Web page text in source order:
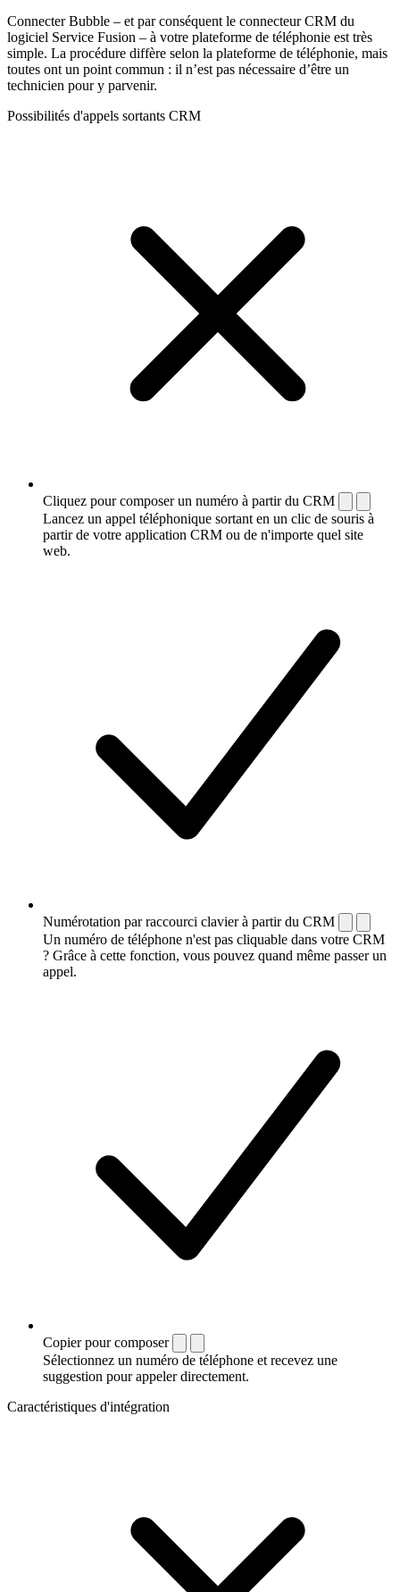
Connecter Bubble – et par conséquent le connecteur CRM du
logiciel Service Fusion – à votre plateforme de téléphonie est très
simple. La procédure diffère selon la plateforme de téléphonie, mais
toutes ont un point commun : il n’est pas nécessaire d’être un
technicien pour y parvenir.
Possibilités d'appels sortants CRM
Cliquez pour composer un numéro à partir du CRM
Lancez un appel téléphonique sortant en un clic de souris à
partir de votre application CRM ou de n'importe quel site
web.
Numérotation par raccourci clavier à partir du CRM
Un numéro de téléphone n'est pas cliquable dans votre CRM
? Grâce à cette fonction, vous pouvez quand même passer un
appel.
Copier pour composer
Sélectionnez un numéro de téléphone et recevez une
suggestion pour appeler directement.
Caractéristiques d'intégration